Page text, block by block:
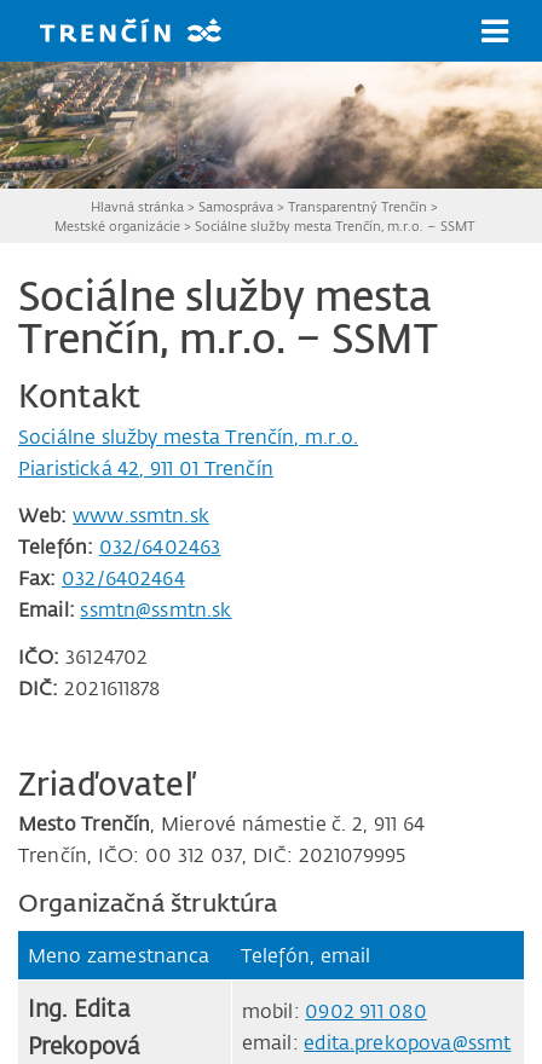
Hlavná stránka > Samospráva > Transparentný Trenčín >
Mestské organizácie> Sociálne služby mesta Trenčín, m.r.o. – SSMT
Sociálne služby mesta
Trenčín, m.r.o. – SSMT
Kontakt
Sociálne služby mesta Trenčín, m.r.o.
Piaristická 42, 911 01 Trenčín
Web:www.ssmtn.sk
Telefón: 032/6402463
Fax: 032/6402464
Email: ssmtn@ssmtn.sk
IČO: 36124702
DIČ: 2021611878
Zriaďovateľ
Mesto Trenčín, Mierové námestie č. 2, 911 64
Trenčín, IČO: 00 312 037, DIČ: 2021079995
Organizačná štruktúra
Meno zamestnanca Telefón, email
Ing. Edita
Prekopová
mobil: 0902 911 080
email:edita.prekopova@ssmt